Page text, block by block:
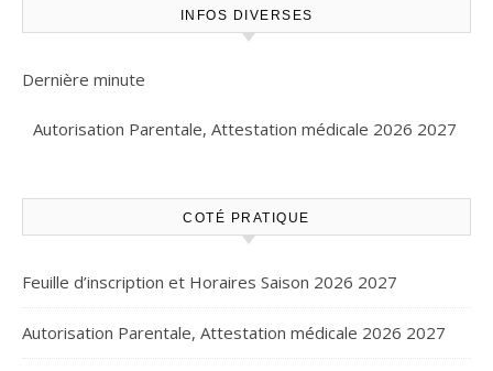
INFOS DIVERSES
Dernière minute
Autorisation Parentale, Attestation médicale 2026 2027
COTÉ PRATIQUE
Feuille d’inscription et Horaires Saison 2026 2027
Autorisation Parentale, Attestation médicale 2026 2027